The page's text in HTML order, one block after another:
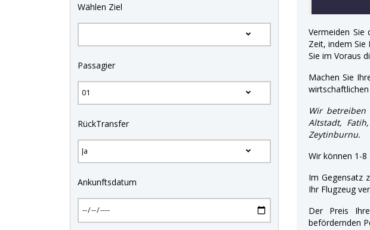
Wählen Ziel
Passagier
RückTransfer
Ankunftsdatum
Vermeiden Sie
Zeit, indem Sie
Sie im Voraus
Machen Sie
Wir
Altstadt,
Zeytinburnu.
Wir können 1-
Im Gegensatz
Ihr Flugzeug
Der Preis
befördernden